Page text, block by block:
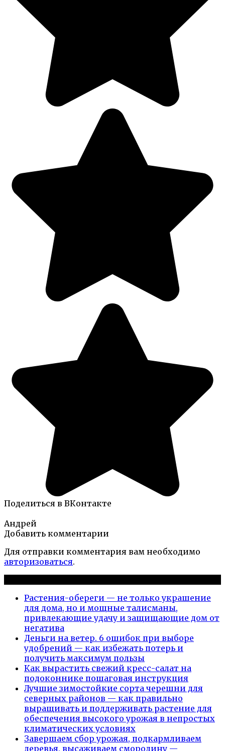
Поделиться в ВКонтакте
Андрей
Добавить комментарии
Для отправки комментария вам необходимо
авторизоваться.
Растения-обереги — не только украшение
для дома, но и мощные талисманы,
привлекающие удачу и защищающие дом от
негатива
Деньги на ветер. 6 ошибок при выборе
удобрений — как избежать потерь и
получить максимум пользы
Как вырастить свежий кресс-салат на
подоконнике пошаговая инструкция
Лучшие зимостойкие сорта черешни для
северных районов — как правильно
выращивать и поддерживать растение для
обеспечения высокого урожая в непростых
климатических условиях
Завершаем сбор урожая, подкармливаем
деревья, высаживаем смородину —